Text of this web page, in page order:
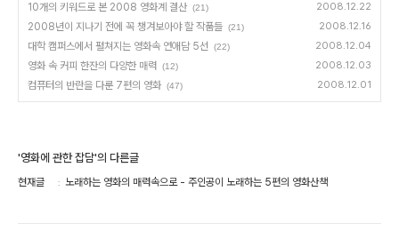
10개의 키워드로 본 2008 영화계 결산 (21) 2008.12.22
2008년이 지나기 전에 꼭 챙겨보아야 할 작품들 (21) 2008.12.16
대학 캠퍼스에서 펼쳐지는 영화속 연애담 5선 (22) 2008.12.04
영화 속 커피 한잔의 다양한 매력 (12) 2008.12.03
컴퓨터의 반란을 다룬 7편의 영화 (47) 2008.12.01
'영화에 관한 잡담'의 다른글
현재글 노래하는 영화의 매력속으로 - 주인공이 노래하는 5편의 영화산책